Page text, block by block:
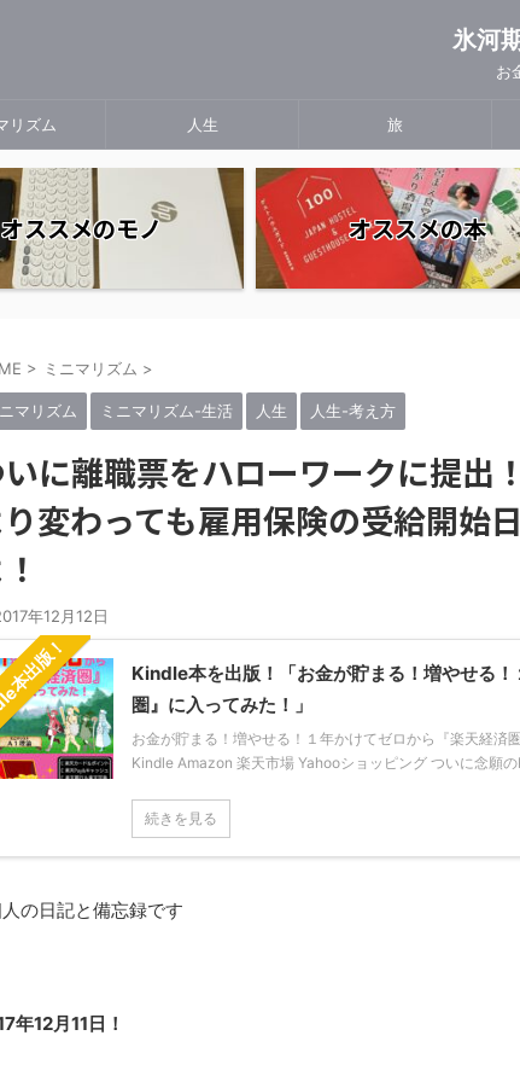
氷河
お
リズム 人生 旅
オススメのモノ オススメの本
> ミニマリズム >
マリズム ミニマリズム-生活 人生 人生-考え方
に離職票をハローワークに提出
り変わっても雇用保険の受給開始
年12月12日
出版！
Kindle本を出版！「お金が貯まる！増やせる
圏』に入ってみた！」
お金が貯まる！増やせる！１年かけてゼロから『楽天経
Kindle Amazon 楽天市場 Yahooショッピング ついに念願
続きを見る
の日記と備忘録です
年12月11日！